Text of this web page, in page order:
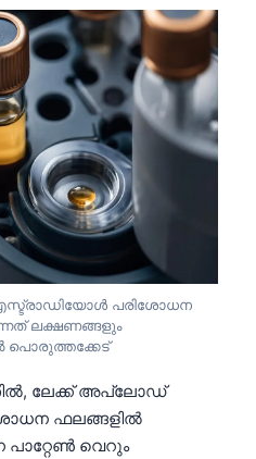
പരിശോധന
ലക്ഷണങ്ങളും
പൊരുത്തക്കേട്
ലേക്ക് അപ്‌ലോഡ്
ഫലങ്ങളിൽ
പാറ്റേൺ വെറും